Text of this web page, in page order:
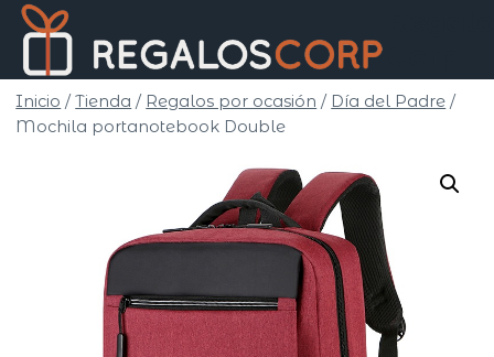
Saltar
contenido
Inicio / Tienda / Regalos por ocasión / Día del Padre /
Mochila portanotebook Double